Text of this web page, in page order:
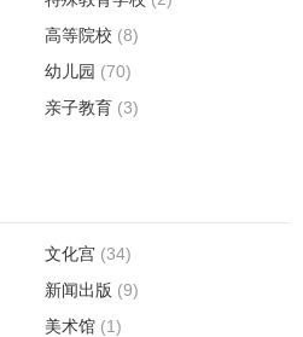
高等院校 (8)
幼儿园 (70)
亲子教育 (3)
文化宫 (34)
新闻出版 (9)
美术馆 (1)